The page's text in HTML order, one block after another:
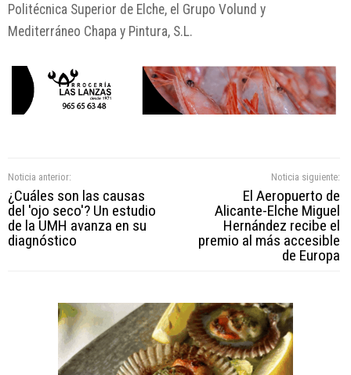
Politécnica Superior de Elche, el Grupo Volund y
Mediterráneo Chapa y Pintura, S.L.
Noticia anterior:
¿Cuáles son las causas
del 'ojo seco'? Un estudio
de la UMH avanza en su
diagnóstico
Noticia siguiente:
El Aeropuerto de
Alicante-Elche Miguel
Hernández recibe el
premio al más accesible
de Europa